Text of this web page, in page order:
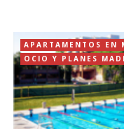
APARTAMENTOS EN
OCIO Y PLANES